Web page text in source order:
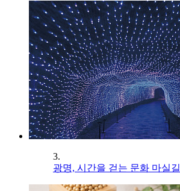
3.
광명, 시간을 걷는 문화 마실길